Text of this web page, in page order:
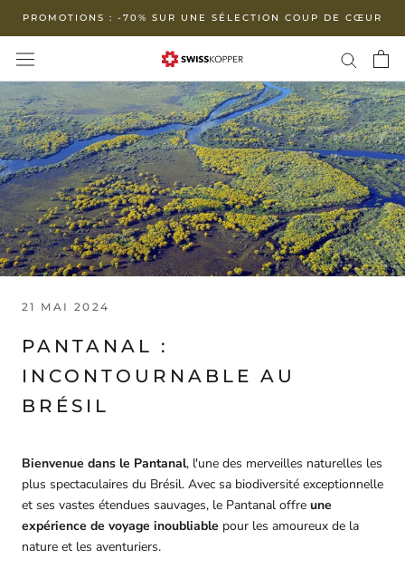
contenu
PROMOTIONS : -70% SUR UNE SÉLECTION COUP DE CŒUR
21 MAI 2024
PANTANAL :
INCONTOURNABLE AU
BRÉSIL
Bienvenue dans le Pantanal, l'une des merveilles naturelles les
plus spectaculaires du Brésil. Avec sa biodiversité exceptionnelle
et ses vastes étendues sauvages, le Pantanal offre une
expérience de voyage inoubliable pour les amoureux de la
nature et les aventuriers.